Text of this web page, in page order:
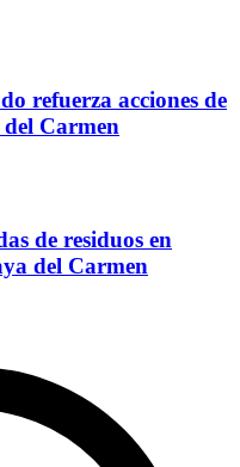
refuerza acciones de
Carmen
de residuos en
del Carmen